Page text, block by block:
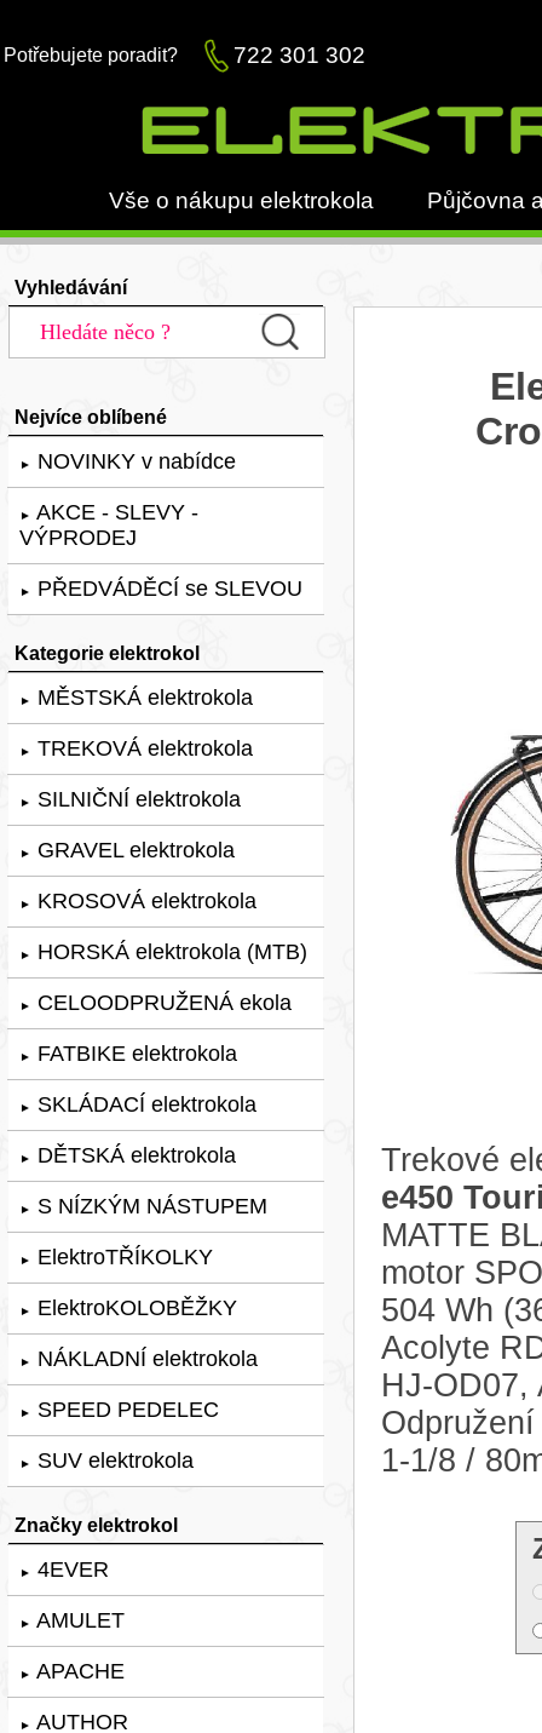
Potřebujete poradit? 722 301 302
Vše o nákupu elektrokola Půjčovna
Vyhledávání
Nejvíce oblíbené
► NOVINKY v nabídce
► AKCE - SLEVY -
VÝPRODEJ
► PŘEDVÁDĚCÍ se SLEVOU
Kategorie elektrokol
► MĚSTSKÁ elektrokola
► TREKOVÁ elektrokola
► SILNIČNÍ elektrokola
► GRAVEL elektrokola
► KROSOVÁ elektrokola
► HORSKÁ elektrokola (MTB)
► CELOODPRUŽENÁ ekola
► FATBIKE elektrokola
► SKLÁDACÍ elektrokola
► DĚTSKÁ elektrokola
► S NÍZKÝM NÁSTUPEM
► ElektroTŘÍKOLKY
► ElektroKOLOBĚŽKY
► NÁKLADNÍ elektrokola
► SPEED PEDELEC
► SUV elektrokola
Značky elektrokol
► 4EVER
► AMULET
► APACHE
► AUTHOR
Trekové
e450
MATTE
motor
504 Wh
Acolyte
HJ-OD07,
1-1/8 /